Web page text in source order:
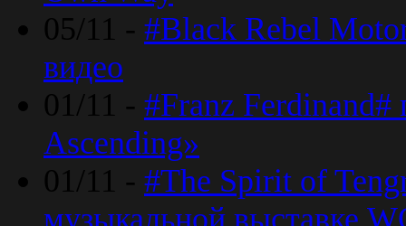
05/11 - #Black Rebel
видео
01/11 - #Franz Ferdinand#
Ascending»
01/11 - #The Spirit of